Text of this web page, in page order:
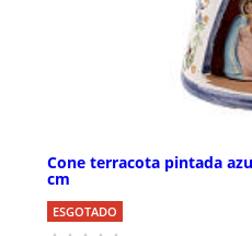
Cone terracota pintada
cm
ESGOTADO